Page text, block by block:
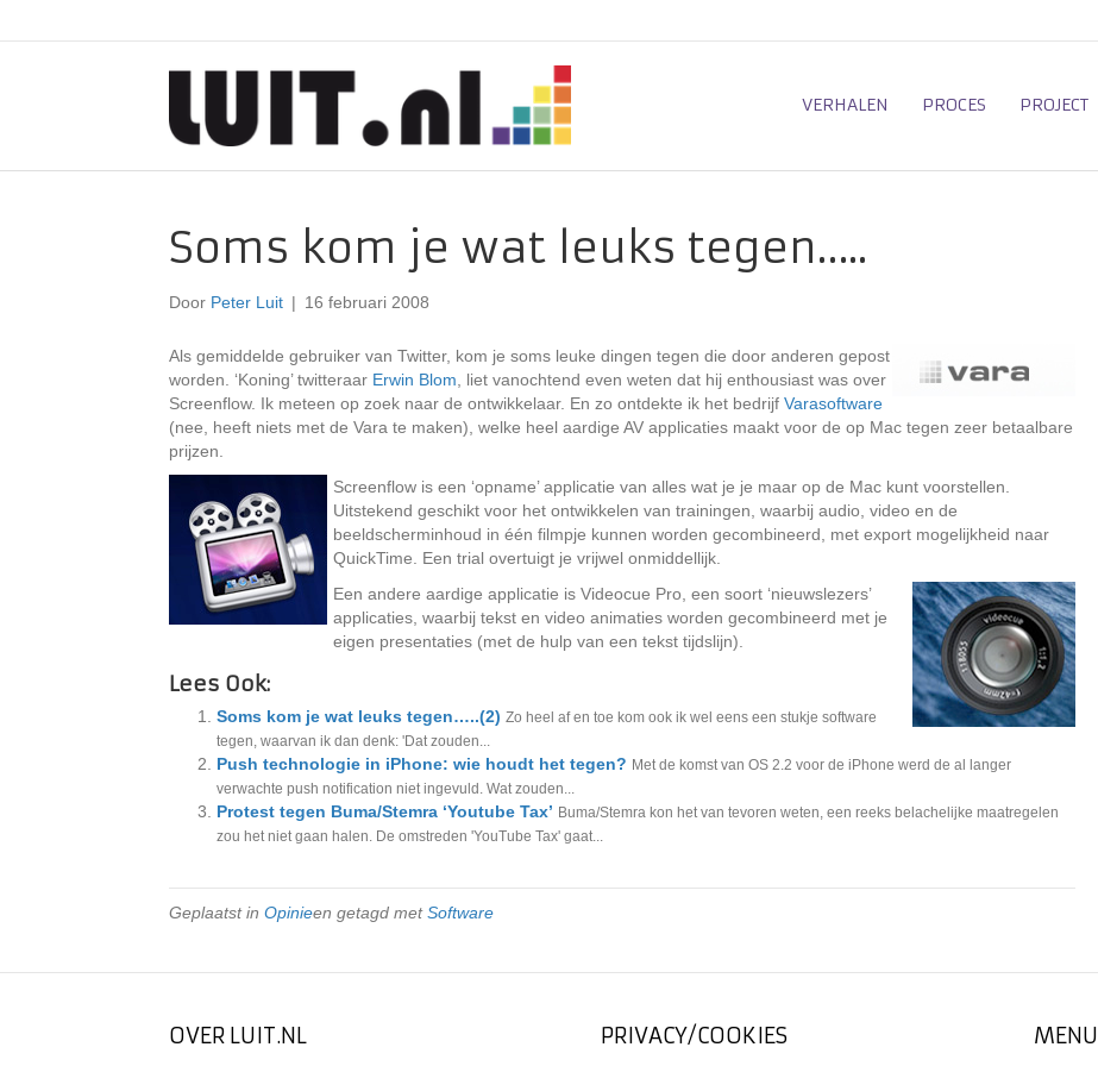
VERHALEN PROCES PROJECT
Soms kom je wat leuks tegen…..
Door Peter Luit | 16 februari 2008
Als gemiddelde gebruiker van Twitter, kom je soms leuke dingen tegen die door anderen gepost
worden. ‘Koning’ twitteraar Erwin Blom , liet vanochtend even weten dat hij enthousiast was over
Screenflow. Ik meteen op zoek naar de ontwikkelaar. En zo ontdekte ik het bedrijf Varasoftware
(nee, heeft niets met de Vara te maken), welke heel aardige AV applicaties maakt voor de op Mac tegen zeer betaalbare
prijzen.
Screenflow is een ‘opname’ applicatie van alles wat je je maar op de Mac kunt voorstellen.
Uitstekend geschikt voor het ontwikkelen van trainingen, waarbij audio, video en de
beeldscherminhoud in één filmpje kunnen worden gecombineerd, met export mogelijkheid naar
QuickTime. Een trial overtuigt je vrijwel onmiddellijk.
Een andere aardige applicatie is Videocue Pro, een soort ‘nieuwslezers’
applicaties, waarbij tekst en video animaties worden gecombineerd met je
eigen presentaties (met de hulp van een tekst tijdslijn).
Lees Ook:
Soms kom je wat leuks tegen…..(2) Zo heel af en toe kom ook ik wel eens een stukje software
tegen, waarvan ik dan denk: 'Dat zouden...
Push technologie in iPhone: wie houdt het tegen? Met de komst van OS 2.2 voor de iPhone werd de al langer
verwachte push notification niet ingevuld. Wat zouden...
Protest tegen Buma/Stemra ‘Youtube Tax’ Buma/Stemra kon het van tevoren weten, een reeks belachelijke maatregelen
zou het niet gaan halen. De omstreden 'YouTube Tax' gaat...
Geplaatst in Opinieen getagd metSoftware
OVER LUIT.NL PRIVACY/COOKIES MENU